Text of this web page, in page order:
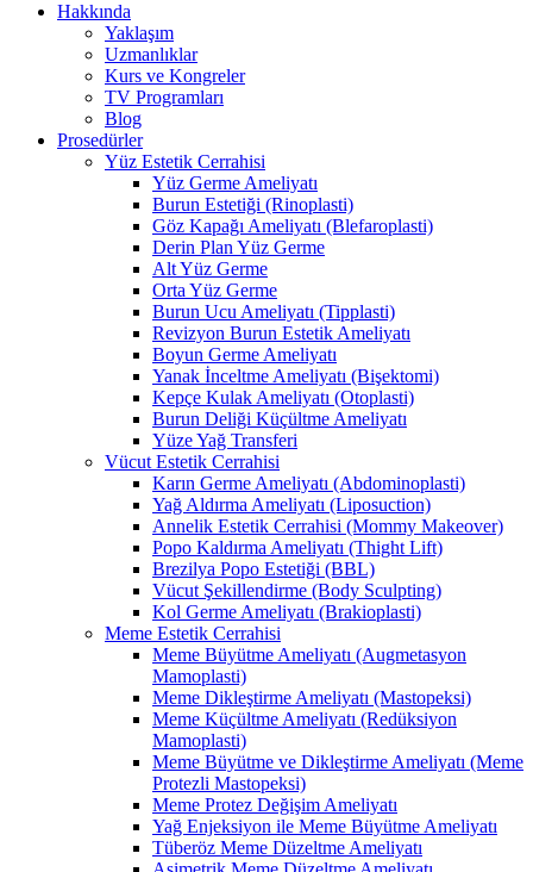
Hakkında
Yaklaşım
Uzmanlıklar
Kurs ve Kongreler
TV Programları
Blog
Prosedürler
Yüz Estetik Cerrahisi
Yüz Germe Ameliyatı
Burun Estetiği (Rinoplasti)
Göz Kapağı Ameliyatı (Blefaroplasti)
Derin Plan Yüz Germe
Alt Yüz Germe
Orta Yüz Germe
Burun Ucu Ameliyatı (Tipplasti)
Revizyon Burun Estetik Ameliyatı
Boyun Germe Ameliyatı
Yanak İnceltme Ameliyatı (Bişektomi)
Kepçe Kulak Ameliyatı (Otoplasti)
Burun Deliği Küçültme Ameliyatı
Yüze Yağ Transferi
Vücut Estetik Cerrahisi
Karın Germe Ameliyatı (Abdominoplasti)
Yağ Aldırma Ameliyatı (Liposuction)
Annelik Estetik Cerrahisi (Mommy Makeover)
Popo Kaldırma Ameliyatı (Thight Lift)
Brezilya Popo Estetiği (BBL)
Vücut Şekillendirme (Body Sculpting)
Kol Germe Ameliyatı (Brakioplasti)
Meme Estetik Cerrahisi
Meme Büyütme Ameliyatı (Augmetasyon
Mamoplasti)
Meme Dikleştirme Ameliyatı (Mastopeksi)
Meme Küçültme Ameliyatı (Redüksiyon
Mamoplasti)
Meme Büyütme ve Dikleştirme Ameliyatı (Meme
Protezli Mastopeksi)
Meme Protez Değişim Ameliyatı
Yağ Enjeksiyon ile Meme Büyütme Ameliyatı
Tüberöz Meme Düzeltme Ameliyatı